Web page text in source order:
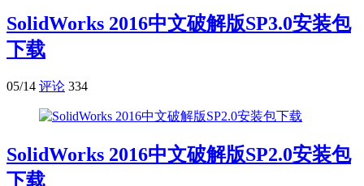
SolidWorks 2016中文破解版SP3.0安装包
下载
05/14 评论 334
SolidWorks 2016中文破解版SP2.0安装包
下载